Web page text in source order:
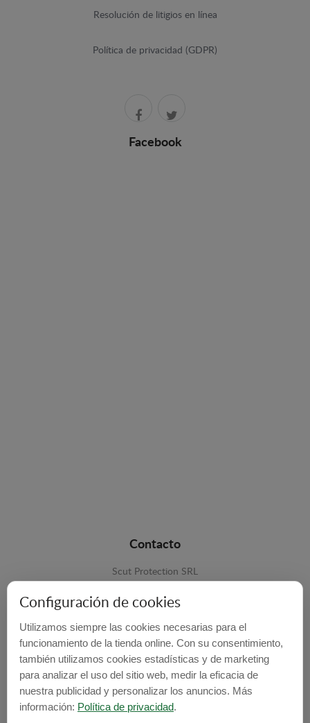
Resolución de litigios en línea
Política de privacidad (GDPR)
Facebook
Contacto
Scut Protection SRL
Harghita, Romania
E-mail: info@cubrecarter.com
Configuración de cookies
Utilizamos siempre las cookies necesarias para el
funcionamiento de la tienda online. Con su consentimiento,
también utilizamos cookies estadísticas y de marketing
para analizar el uso del sitio web, medir la eficacia de
nuestra publicidad y personalizar los anuncios. Más
información: Política de privacidad.